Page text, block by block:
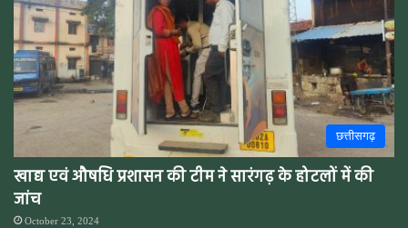
छत्तीसगढ़
खाद्य एवं औषधि प्रशासन की टीम ने सारंगढ़ के होटलों में की
जांच
October 23, 2024